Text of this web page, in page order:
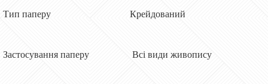
Тип паперу Крейдований
Застосування паперу Всі види живопису